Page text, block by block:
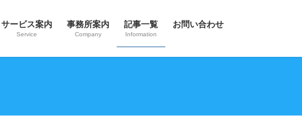
サービス案内
Service
事務所案内
Company
記事一覧
Information
お問い合わせ